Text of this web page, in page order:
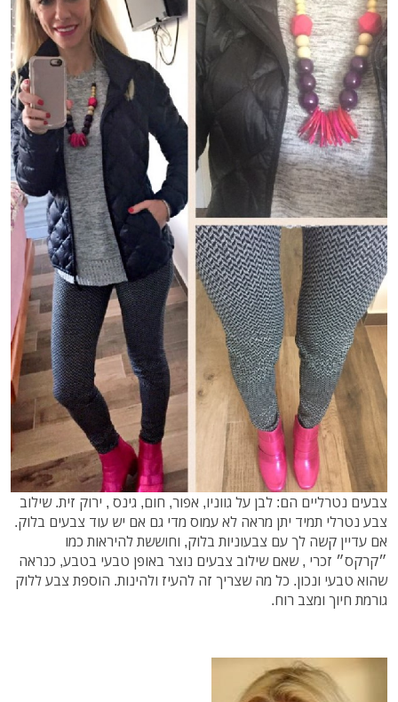
צבעים נטרליים הם: לבן על גווניו, אפור, חום, גינס , ירוק זית. שילוב
צבע נטרלי תמיד יתן מראה לא עמוס מדי גם אם יש עוד צבעים בלוק.
אם עדיין קשה לך עם צבעוניות בלוק, וחוששת להיראות כמו
״קרקס״ זכרי , שאם שילוב צבעים נוצר באופן טבעי בטבע, כנראה
שהוא טבעי ונכון. כל מה שצריך זה להעיז ולהינות. הוספת צבע ללוק
גורמת חיוך ומצב רוח.